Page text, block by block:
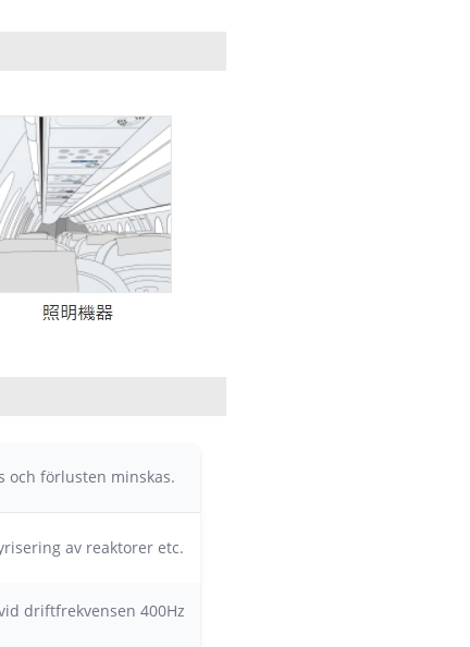
och förlusten minskas.
av reaktorer etc.
driftfrekvensen 400Hz